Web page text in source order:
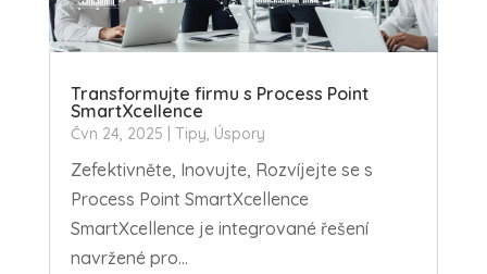
Transformujte firmu s Process Point
SmartXcellence
Čvn 24, 2025 Tipy, Úspory
Zefektivněte, Inovujte, Rozvíjejte se s
Process Point SmartXcellence
SmartXcellence je integrované řešení
navržené pro...